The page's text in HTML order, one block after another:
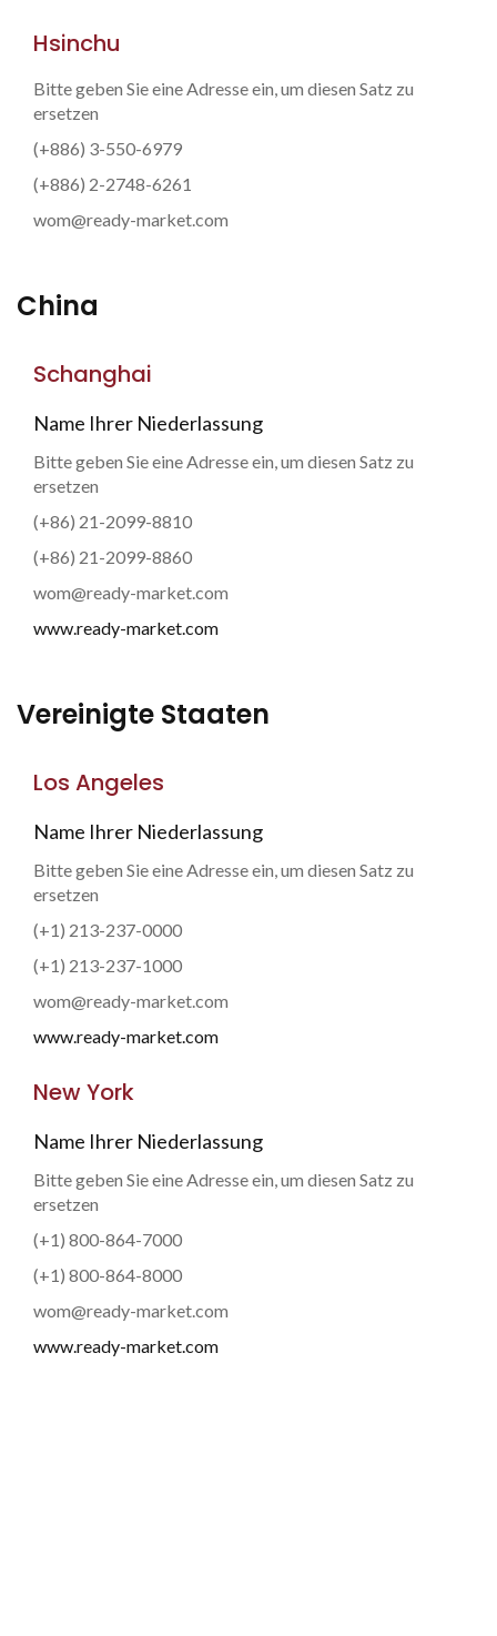
Hsinchu
Bitte geben Sie eine Adresse ein, um diesen Satz zu
ersetzen
(+886) 3-550-6979
(+886) 2-2748-6261
wom@ready-market.com
China
Schanghai
Name Ihrer Niederlassung
Bitte geben Sie eine Adresse ein, um diesen Satz zu
ersetzen
(+86) 21-2099-8810
(+86) 21-2099-8860
wom@ready-market.com
www.ready-market.com
Vereinigte Staaten
Los Angeles
Name Ihrer Niederlassung
Bitte geben Sie eine Adresse ein, um diesen Satz zu
ersetzen
(+1) 213-237-0000
(+1) 213-237-1000
wom@ready-market.com
www.ready-market.com
New York
Name Ihrer Niederlassung
Bitte geben Sie eine Adresse ein, um diesen Satz zu
ersetzen
(+1) 800-864-7000
(+1) 800-864-8000
wom@ready-market.com
www.ready-market.com